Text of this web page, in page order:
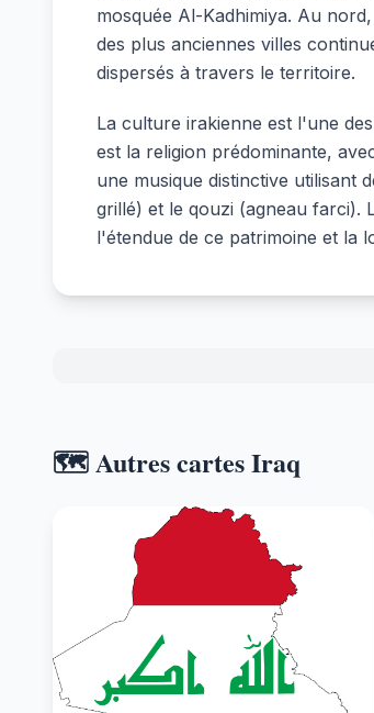
mosquée Al-Kadhimiya. Au
des plus anciennes villes
dispersés à travers le territoire.
La culture irakienne est l'une
est la religion prédominante,
une musique distinctive utilisant
grillé) et le qouzi (agneau farci).
l'étendue de ce patrimoine et la
🗺️ Autres cartes Iraq